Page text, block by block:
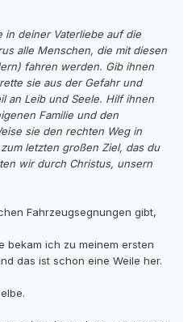
in deiner Vaterliebe auf die
alle Menschen, die mit diesen
fahren werden. Gib ihnen
sie aus der Gefahr und
an Leib und Seele. Hilf ihnen
Familie und den
sie den rechten Weg in
letzten großen Ziel, das du
wir durch Christus, unsern
Fahrzeugsegnungen gibt,
bekam ich zu meinem ersten
das ist schon eine Weile her.